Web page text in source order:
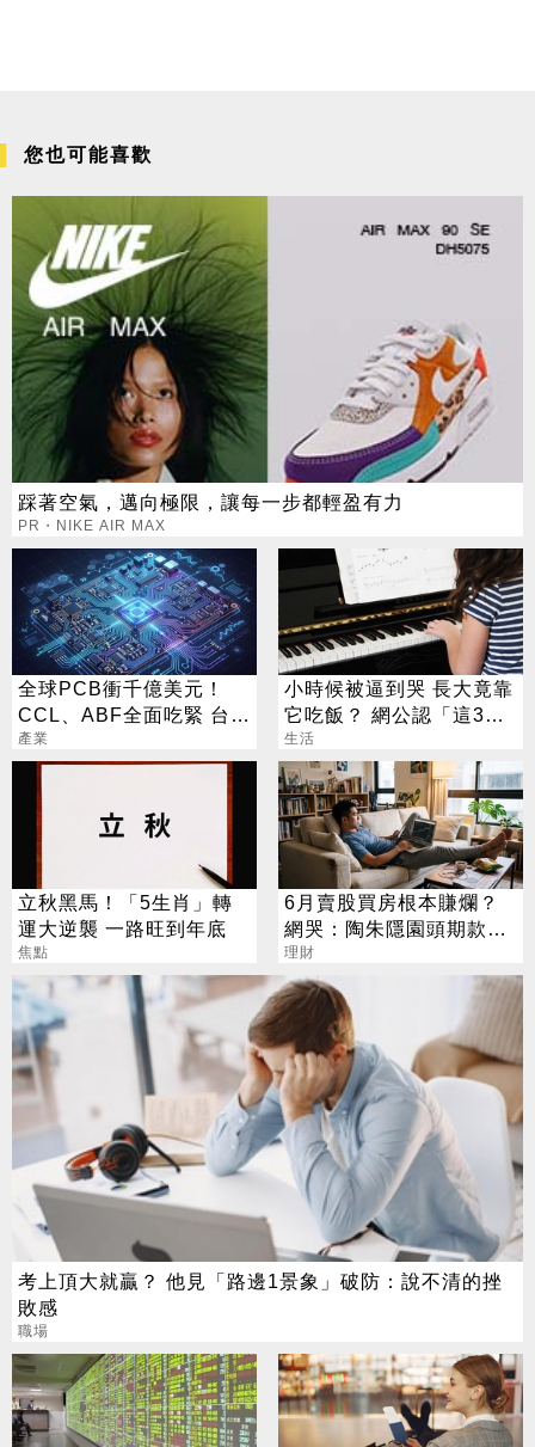
您也可能喜歡
踩著空氣，邁向極限，讓每一步都輕盈有力
PR・NIKE AIR MAX
全球PCB衝千億美元！
CCL、ABF全面吃緊 台廠
迎兆元商機
產業
小時候被逼到哭 長大竟靠
它吃飯？ 網公認「這3
招」最划算
生活
立秋黑馬！「5生肖」轉
運大逆襲 一路旺到年底
焦點
6月賣股買房根本賺爛？
網哭：陶朱隱園頭期款已
賠光
理財
考上頂大就贏？ 他見「路邊1景象」破防：說不清的挫
敗感
職場